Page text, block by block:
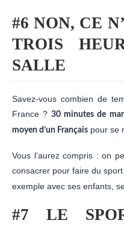
#6 NON, CE
TROIS
SALLE
Savez-vous combien de
France ?30 minutes de
moyen d’un Français pour se
Vous l’aurez compris : on
consacrer pour faire du
exemple avec ses enfants,
#7 LE